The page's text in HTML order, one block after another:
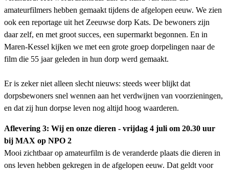
amateurfilmers hebben gemaakt tijdens de afgelopen eeuw. We zien
ook een reportage uit het Zeeuwse dorp Kats. De bewoners zijn
daar zelf, en met groot succes, een supermarkt begonnen. En in
Maren-Kessel kijken we met een grote groep dorpelingen naar de
film die 55 jaar geleden in hun dorp werd gemaakt.
Er is zeker niet alleen slecht nieuws: steeds weer blijkt dat
dorpsbewoners snel wennen aan het verdwijnen van voorzieningen,
en dat zij hun dorpse leven nog altijd hoog waarderen.
Aflevering 3: Wij en onze dieren - vrijdag 4 juli om 20.30 uur
bij MAX op NPO 2
Mooi zichtbaar op amateurfilm is de veranderde plaats die dieren in
ons leven hebben gekregen in de afgelopen eeuw. Dat geldt voor